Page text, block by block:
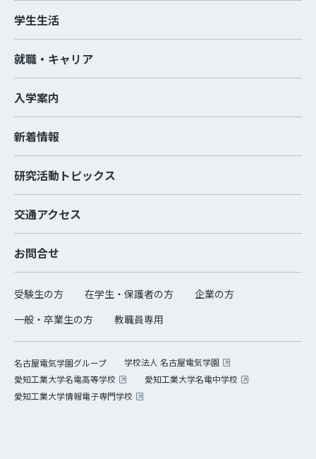
学生生活
就職・キャリア
入学案内
新着情報
研究活動トピックス
交通アクセス
お問合せ
受験生の方 在学生・保護者の方
企業の方
一般・卒業生の方
教職員専用
名古屋電気学園グループ
学校法人 名古屋電気学園
愛知工業大学名電高等学校
愛知工業大学名電中学校
愛知工業大学情報電子専門学校